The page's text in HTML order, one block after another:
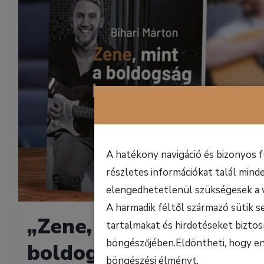
A hatékony navigáció és bizonyos
részletes információkat talál
elengedhetetlenül szükségesek
A harmadik féltől származó sütik
tartalmakat és hirdetéseket
böngészőjében.Eldöntheti, hogy
böngészési élményt.
„Zene, mint a
boldogság hangszere”